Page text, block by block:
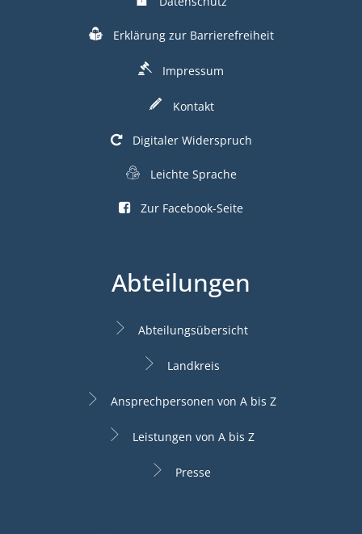
Erklärung zur Barrierefreiheit
Impressum
Kontakt
Digitaler Widerspruch
Leichte Sprache
Zur Facebook-Seite
Abteilungen
Abteilungsübersicht
Landkreis
Ansprechpersonen von A bis Z
Leistungen von A bis Z
Presse